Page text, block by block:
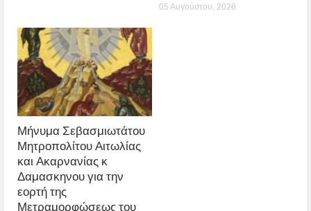
05 Αυγούστου, 2026
Μήνυμα Σεβασμιωτάτου
Μητροπολίτου Αιτωλίας
και Ακαρνανίας κ
Δαμασκηνου για την
εορτή της
Μετραμορφώσεως του